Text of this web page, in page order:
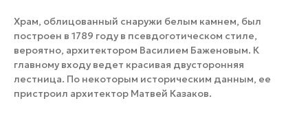
Храм, облицованный снаружи белым камнем, был
построен в 1789 году в псевдоготическом стиле,
вероятно, архитектором Василием Баженовым. К
главному входу ведет красивая двусторонняя
лестница. По некоторым историческим данным, ее
пристроил архитектор Матвей Казаков.